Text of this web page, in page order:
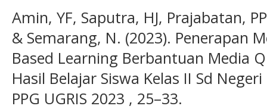
Amin, YF, Saputra, HJ, Prajabatan,
& Semarang, N. (2023). Penerapan
Based Learning Berbantuan Media
Hasil Belajar Siswa Kelas II Sd
PPG UGRIS 2023 , 25–33.